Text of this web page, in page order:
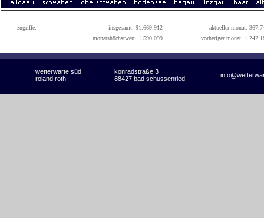
zugriffe: insgesamt: 91.669.912
aktueller monat:
monatshöchstwert: 1.590.099
vorheriger monat:
wetterwarte süd konradstraße 3
roland roth 88427 bad schussenried